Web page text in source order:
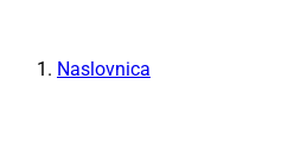
Naslovnica